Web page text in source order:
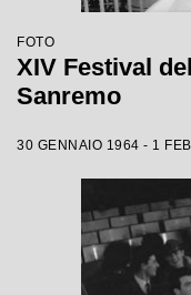
FOTO
XIV Festival
Sanremo
30 GENNAIO 1964 - 1